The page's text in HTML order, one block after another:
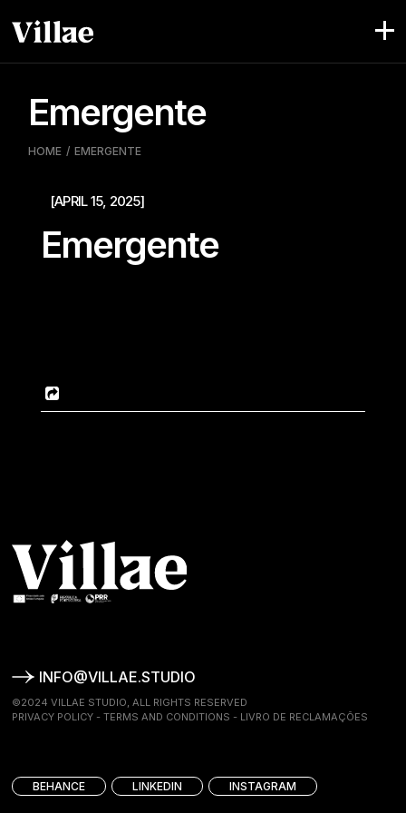
para
Emergente
HOME EMERGENTE
[APRIL 15, 2025]
Emergente
INFO@VILLAE.STUDIO
©2024 VILLAE STUDIO, ALL RIGHTS RESERVED
PRIVACY POLICY -TERMS AND CONDITIONS - LIVRO DE RECLAMAÇÕES
BEHANCE LINKEDIN INSTAGRAM